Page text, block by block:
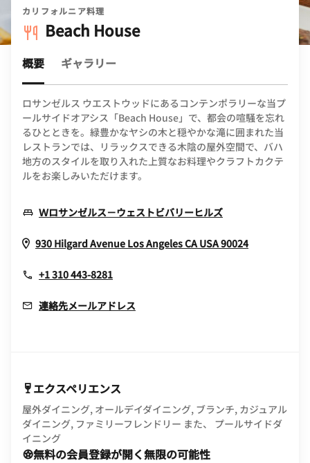
カリフォルニア料理
Beach House
概要 ギャラリー
ロサンゼルス ウエストウッドにあるコンテンポラリーな当プ
ールサイドオアシス「Beach House」で、都会の喧騒を忘れ
るひとときを。緑豊かなヤシの木と穏やかな滝に囲まれた当
レストランでは、リラックスできる木陰の屋外空間で、バハ
地方のスタイルを取り入れた上質なお料理やクラフトカクテ
ルをお楽しみいただけます。
Ｗロサンゼルス－ウェストビバリーヒルズOpens In New
930 Hilgard Avenue Los AngelesCA USA90024Opens In
+1 310 443-8281
連絡先メールアドレス
エクスペリエンス
屋外ダイニング, オールデイダイニング, ブランチ, カジュアル
ダイニング, ファミリーフレンドリー また、 プールサイドダ
イニング
無料の会員登録が開く無限の可能性